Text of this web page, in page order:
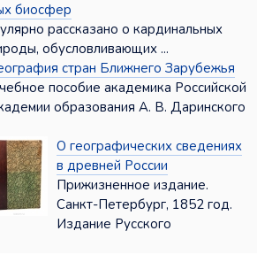
биосфер
рассказано о кардинальных
обусловливающих ...
стран Ближнего Зарубежья
пособие академика Российской
образования А. В. Даринского
О географических сведениях
в древней России
Прижизненное издание.
Санкт-Петербург, 1852 год.
Издание Русского